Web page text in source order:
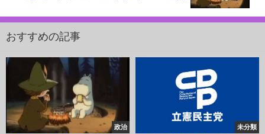
おすすめの記事
政治 未分類